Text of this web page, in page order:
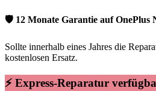
🛡 12 Monate Garantie aufOnePlus
Sollte innerhalb eines Jahres die
kostenlosen Ersatz.
⚡ Express-Reparatur